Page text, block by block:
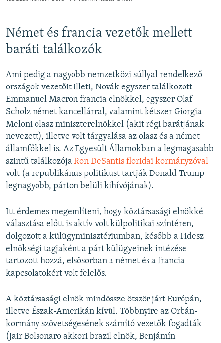
Német és francia vezetők mellett
baráti találkozók
Ami pedig a nagyobb nemzetközi súllyal rendelkező
országok vezetőit illeti, Novák egyszer találkozott
Emmanuel Macron francia elnökkel, egyszer Olaf
Scholz német kancellárral, valamint kétszer Giorgia
Meloni olasz miniszterelnökkel (akit régi barátjának
nevezett), illetve volt tárgyalása az olasz és a német
államfőkkel is. Az Egyesült Államokban a legmagasabb
szintű találkozója Ron DeSantis floridai kormányzóval
volt (a republikánus politikust tartják Donald Trump
legnagyobb, párton belüli kihívójának).
Itt érdemes megemlíteni, hogy köztársasági elnökké
választása előtt is aktív volt külpolitikai színtéren,
dolgozott a külügyminisztériumban, később a Fidesz
elnökségi tagjaként a párt külügyeinek intézése
tartozott hozzá, elsősorban a német és a francia
kapcsolatokért volt felelős.
A köztársasági elnök mindössze ötször járt Európán,
illetve Észak-Amerikán kívül. Többnyire az Orbán-
kormány szövetségesének számító vezetők fogadták
(Jair Bolsonaro akkori brazil elnök, Benjámín